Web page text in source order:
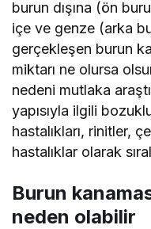
burun dışına (ön
içe ve genze (arka
gerçekleşen burun
miktarı ne olursa
nedeni mutlaka
yapısıyla ilgili
hastalıkları, rinitler,
hastalıklar olarak
Burun
neden olabilir